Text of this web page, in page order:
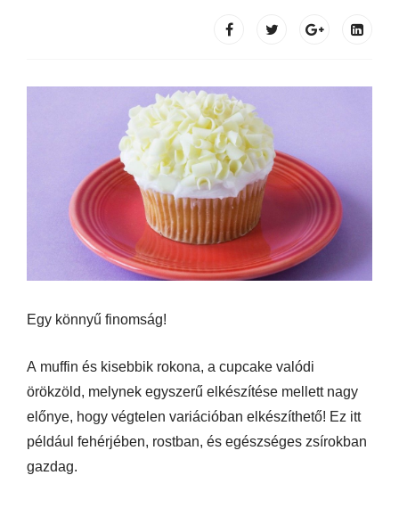
Egy könnyű finomság!
A muffin és kisebbik rokona, a cupcake valódi
örökzöld, melynek egyszerű elkészítése mellett nagy
előnye, hogy végtelen variációban elkészíthető! Ez itt
például fehérjében, rostban, és egészséges zsírokban
gazdag.